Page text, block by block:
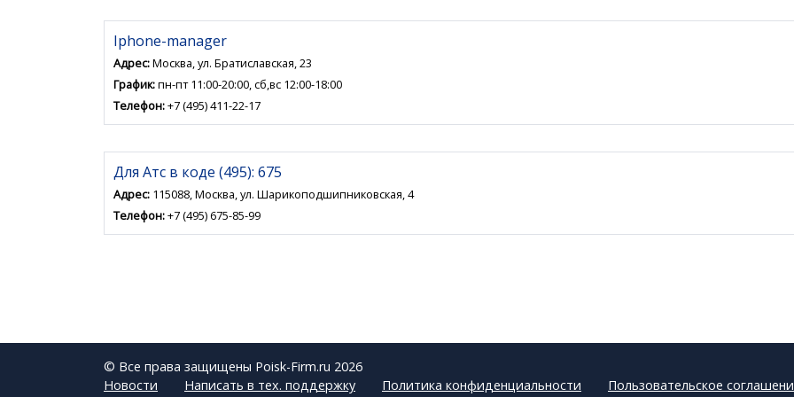
Iphone-manager
Адрес:Москва, ул. Братиславская, 23
График:пн-пт 11:00-20:00, сб,вс 12:00-18:00
Телефон:+7 (495) 411-22-17
Для Атс в коде (495): 675
Адрес: 115088, Москва, ул. Шарикоподшипниковская, 4
Телефон:+7 (495) 675-85-99
© Все права защищены Poisk-Firm.ru 2026
Новости
Написать в тех. поддержку Политика конфиденциальности Пользовательское